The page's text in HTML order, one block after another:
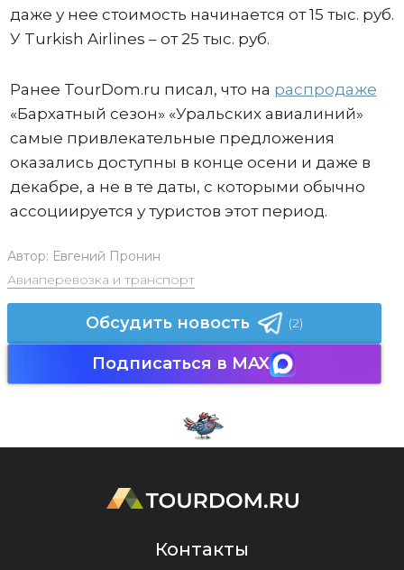
даже у нее стоимость начинается от 15 тыс. руб.
У Turkish Airlines – от 25 тыс. руб.
Ранее TourDom.ru писал, что на распродаже
«Бархатный сезон» «Уральских авиалиний»
самые привлекательные предложения
оказались доступны в конце осени и даже в
декабре, а не в те даты, с которыми обычно
ассоциируется у туристов этот период.
Автор: Евгений Пронин
Авиаперевозка и транспорт
Обсудить новость (2)
Подписаться в MAX
Контакты